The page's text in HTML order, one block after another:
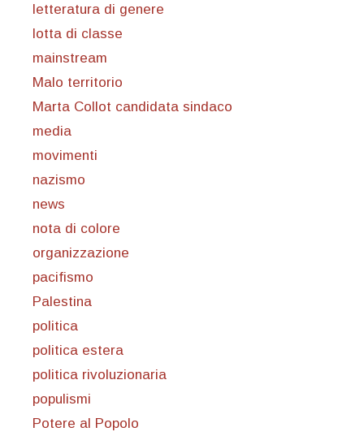
letteratura di genere
lotta di classe
mainstream
Malo territorio
Marta Collot candidata sindaco
media
movimenti
nazismo
news
nota di colore
organizzazione
pacifismo
Palestina
politica
politica estera
politica rivoluzionaria
populismi
Potere al Popolo